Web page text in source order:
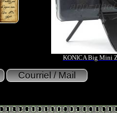
KONICA Big Mini